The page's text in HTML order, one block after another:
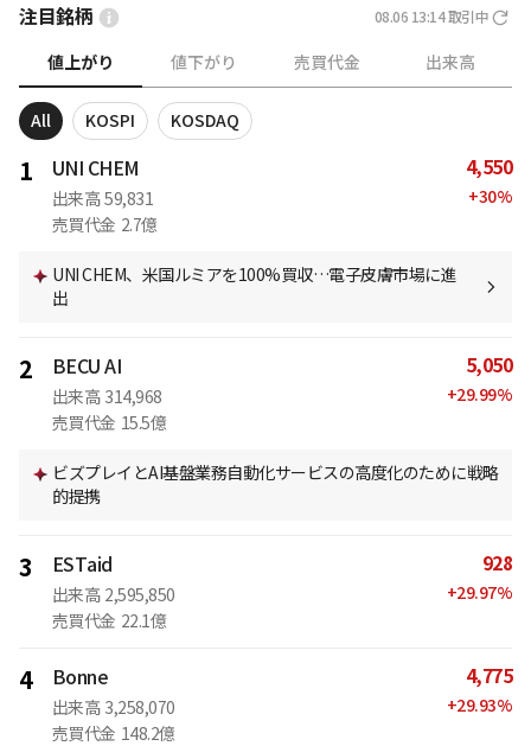
注目銘柄 08.06 13:14 取引中
値上がり 値下がり 売買代金 出来高
All KOSPI KOSDAQ
1 UNI CHEM
出来高 59,831
売買代金 2.7億
4,550
+30%
UNI CHEM、米国ルミアを100%買収…電子皮膚市場に進
出
2 BECU AI
出来高 314,968
売買代金 15.5億
5,050
+29.99%
ビズプレイとAI基盤業務自動化サービスの高度化のために戦略
的提携
3 ESTaid
出来高 2,595,850
売買代金 22.1億
928
+29.97%
4 Bonne
出来高 3,258,070
売買代金 148.2億
4,775
+29.93%